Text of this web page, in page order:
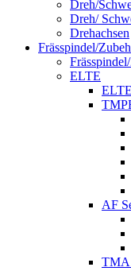
Dreh/
Dreh/
Drehachsen
Frässpindel/
ELTE
AF
TMA